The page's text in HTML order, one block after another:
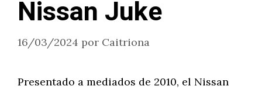
Nissan Juke
16/03/2024 por Caitriona
Presentado a mediados de 2010, el Nissan